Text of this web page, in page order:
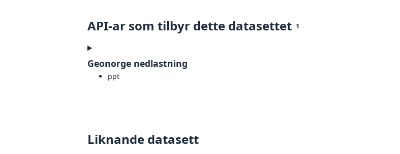
API-ar som tilbyr dette datasettet 1
Geonorge nedlastning
ppt
Liknande datasett